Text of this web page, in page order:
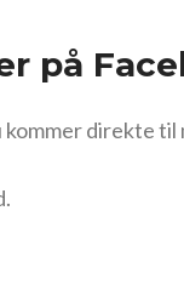
på
kommer direkte